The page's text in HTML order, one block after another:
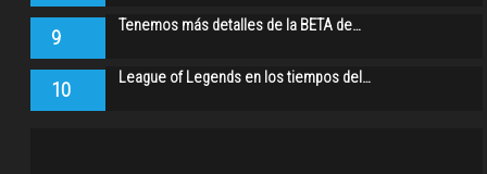
9 Tenemos más detalles de la BETA de…
10 League of Legends en los tiempos del…